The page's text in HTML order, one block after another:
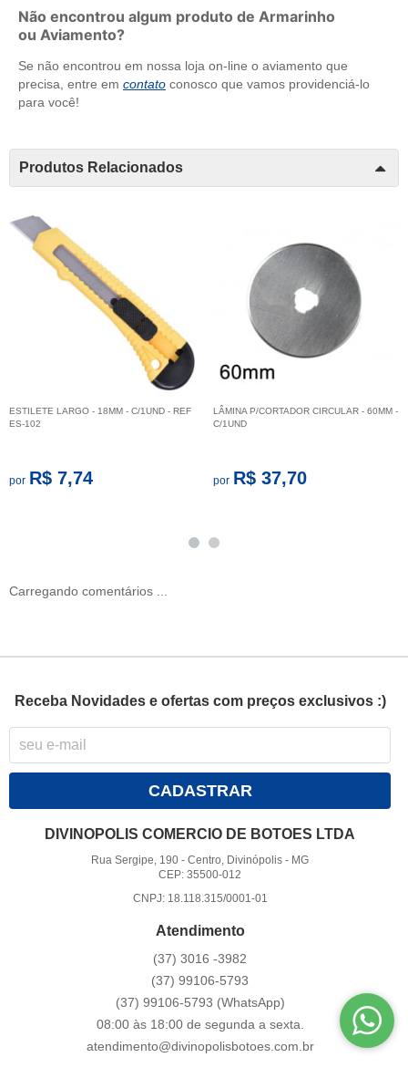
Não encontrou algum produto de Armarinho
ou Aviamento?
Se não encontrou em nossa loja on-line o aviamento que
precisa, entre em contato conosco que vamos providenciá-lo
para você!
Produtos Relacionados
ESTILETE LARGO - 18MM - C/1UND - REF
ES-102
por R$ 7,74
LÂMINA P/CORTADOR CIRCULAR - 60MM -
C/1UND
por R$ 37,70
Carregando comentários ...
Receba Novidades e ofertas com preços exclusivos :)
CADASTRAR
DIVINOPOLIS COMERCIO DE BOTOES LTDA
Rua Sergipe, 190 -Centro, Divinópolis - MG
CEP: 35500-012
CNPJ: 18.118.315/0001-01
Atendimento
(37) 3016 -3982
(37) 99106-5793
(37) 99106-5793 (WhatsApp)
08:00 às 18:00 de segunda a sexta.
atendimento@divinopolisbotoes.com.br